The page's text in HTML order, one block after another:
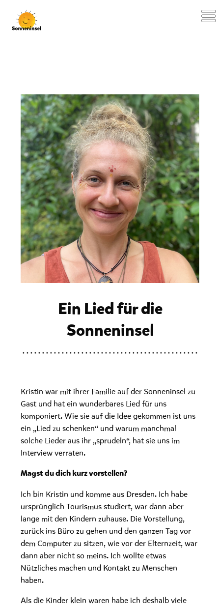
Ein Lied für die
Sonneninsel
Kristin war mit ihrer Familie auf der Sonneninsel zu
Gast und hat ein wunderbares Lied für uns
komponiert. Wie sie auf die Idee gekommen ist uns
ein „Lied zu schenken“ und warum manchmal
solche Lieder aus ihr „sprudeln“, hat sie uns im
Interview verraten.
Magst du dich kurz vorstellen?
Ich bin Kristin und komme aus Dresden. Ich habe
ursprünglich Tourismus studiert, war dann aber
lange mit den Kindern zuhause. Die Vorstellung,
zurück ins Büro zu gehen und den ganzen Tag vor
dem Computer zu sitzen, wie vor der Elternzeit, war
dann aber nicht so meins. Ich wollte etwas
Nützliches machen und Kontakt zu Menschen
haben.
Als die Kinder klein waren habe ich deshalb viele